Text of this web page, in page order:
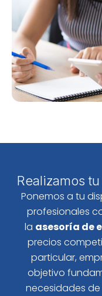
Realizamos tu
Ponemos a tu
profesionales
la asesoría de
precios
particular,
objetivo
necesidades de